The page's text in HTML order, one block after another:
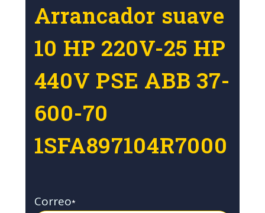
Arrancador suave
10 HP 220V-25 HP
440V PSE ABB 37-
600-70
1SFA897104R7000
Correo*